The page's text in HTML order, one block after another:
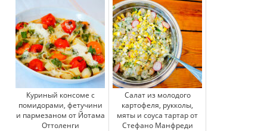
Куриный консоме с
помидорами, фетучини
и пармезаном от Йотама
Оттоленги
Салат из молодого
картофеля, рукколы,
мяты и соуса тартар от
Стефано Манфреди